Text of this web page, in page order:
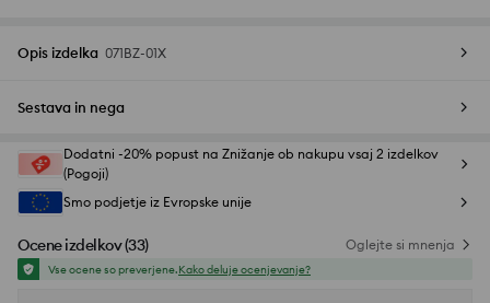
Opis izdelka 071BZ-01X
Sestava in nega
Dodatni -20% popust na Znižanje ob nakupu vsaj 2 izdelkov
(Pogoji)
Smo podjetje iz Evropske unije
Ocene izdelkov(33) Oglejte si mnenja
Vse ocene so preverjene.Kako deluje ocenjevanje?